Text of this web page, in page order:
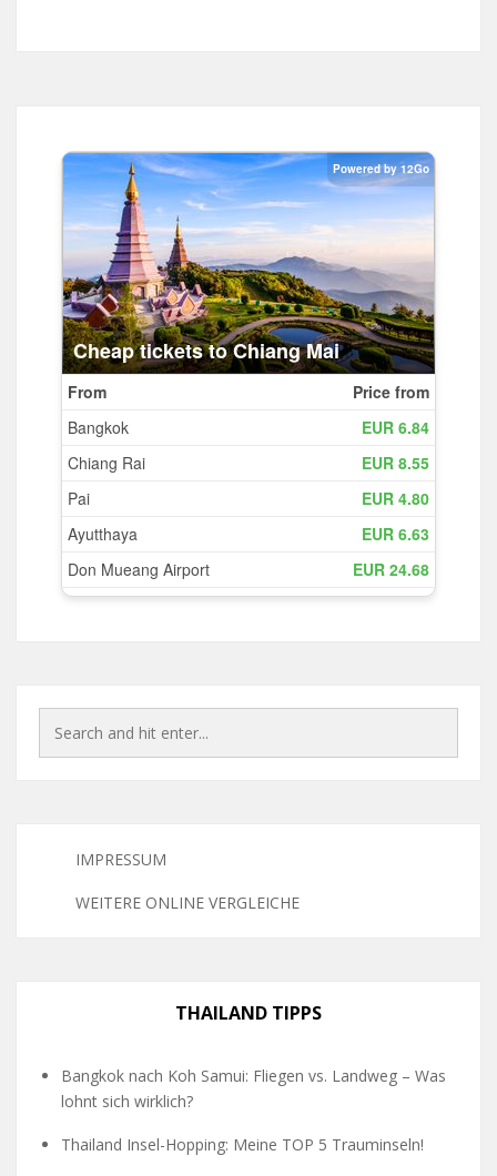
IMPRESSUM
WEITERE ONLINE VERGLEICHE
THAILAND TIPPS
Bangkok nach Koh Samui: Fliegen vs. Landweg – Was
lohnt sich wirklich?
Thailand Insel-Hopping: Meine TOP 5 Trauminseln!